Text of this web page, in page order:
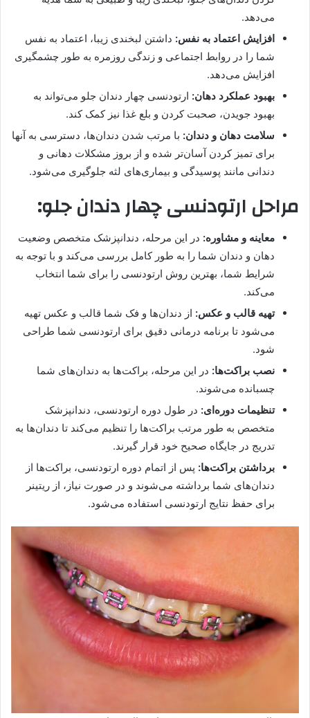
می‌دهد.
افزایش اعتماد به نفس: داشتن لبخندی زیبا، اعتماد به نفس
شما را در روابط اجتماعی و زندگی روزمره به طور چشمگیری
افزایش می‌دهد.
بهبود عملکرد دهان: ارتودنسی چهار دندان جلو می‌تواند به
بهبود جویدن، صحبت کردن و بلع غذا نیز کمک کند.
سلامت دهان و دندان: با مرتب شدن دندان‌ها، دسترسی به آنها
برای تمیز کردن آسان‌تر شده و از بروز مشکلات دهانی و
دندانی مانند پوسیدگی و بیماری‌های لثه جلوگیری می‌شود.
مراحل ارتودنسی چهار دندان جلو:
معاینه و مشاوره: در این مرحله، دندانپزشک متخصص وضعیت
دهان و دندان شما را به طور کامل بررسی می‌کند و با توجه به
شرایط شما، بهترین روش ارتودنسی را برای شما انتخاب
می‌کند.
تهیه قالب و عکس: از دندان‌ها و فک شما قالب و عکس تهیه
می‌شود تا برنامه درمانی دقیق برای ارتودنسی شما طراحی
شود.
نصب براکت‌ها: در این مرحله، براکت‌ها به دندان‌های شما
چسبانده می‌شوند.
تنظیمات دوره‌ای: در طول دوره ارتودنسی، دندانپزشک
متخصص به طور مرتب براکت‌ها را تنظیم می‌کند تا دندان‌ها به
تدریج در جایگاه صحیح خود قرار گیرند.
برداشتن براکت‌ها: پس از اتمام دوره ارتودنسی، براکت‌ها از
دندان‌های شما برداشته می‌شوند و در صورت نیاز، از ریتینر
برای حفظ نتایج ارتودنسی استفاده می‌شود.